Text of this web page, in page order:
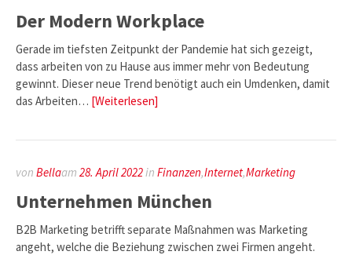
Der Modern Workplace
Gerade im tiefsten Zeitpunkt der Pandemie hat sich gezeigt,
dass arbeiten von zu Hause aus immer mehr von Bedeutung
gewinnt. Dieser neue Trend benötigt auch ein Umdenken, damit
das Arbeiten… [Weiterlesen]
von Bellaam 28. April 2022 in Finanzen,Internet,Marketing
Unternehmen München
B2B Marketing betrifft separate Maßnahmen was Marketing
angeht, welche die Beziehung zwischen zwei Firmen angeht.